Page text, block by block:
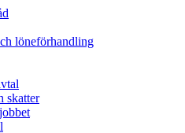
löneförhandling
skatter